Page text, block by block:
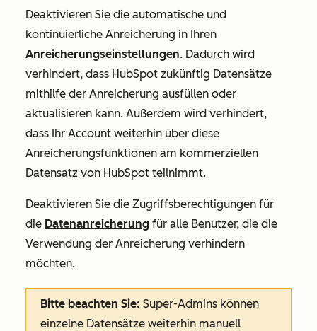
Deaktivieren Sie die automatische und
kontinuierliche Anreicherung in Ihren
Anreicherungseinstellungen. Dadurch wird
verhindert, dass HubSpot zukünftig Datensätze
mithilfe der Anreicherung ausfüllen oder
aktualisieren kann. Außerdem wird verhindert,
dass Ihr Account weiterhin über diese
Anreicherungsfunktionen am kommerziellen
Datensatz von HubSpot teilnimmt.
Deaktivieren Sie die Zugriffsberechtigungen für
die Datenanreicherung für alle Benutzer, die die
Verwendung der Anreicherung verhindern
möchten.
Bitte beachten Sie: Super-Admins können
einzelne Datensätze weiterhin manuell